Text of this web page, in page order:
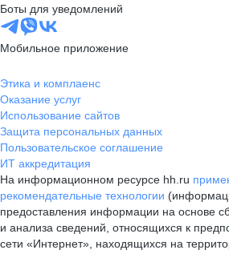
Боты для уведомлений
Мобильное приложение
Этика и комплаенс
Оказание услуг
Использование сайтов
Защита персональных данных
Пользовательское соглашение
ИТ аккредитация
На информационном ресурсе hh.ru
рекомендательные технологии
предоставления информации на основе
и анализа сведений, относящихся к
сети «Интернет», находящихся на